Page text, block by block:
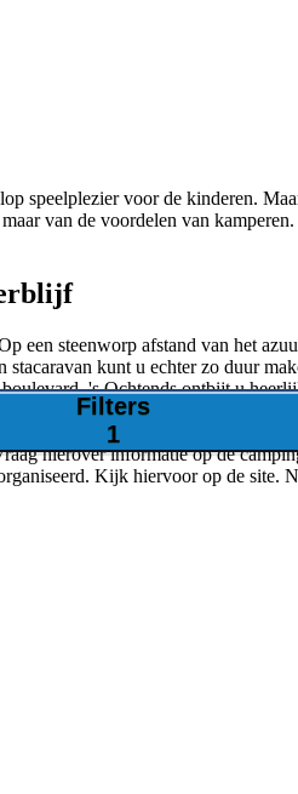
speelplezier voor de kinderen.
van de voordelen van
een steenworp afstand van het
kunt u echter zo duur
's Ochtends ontbijt u
hierover informatie op de
Kijk hiervoor op de site.
Filters
1